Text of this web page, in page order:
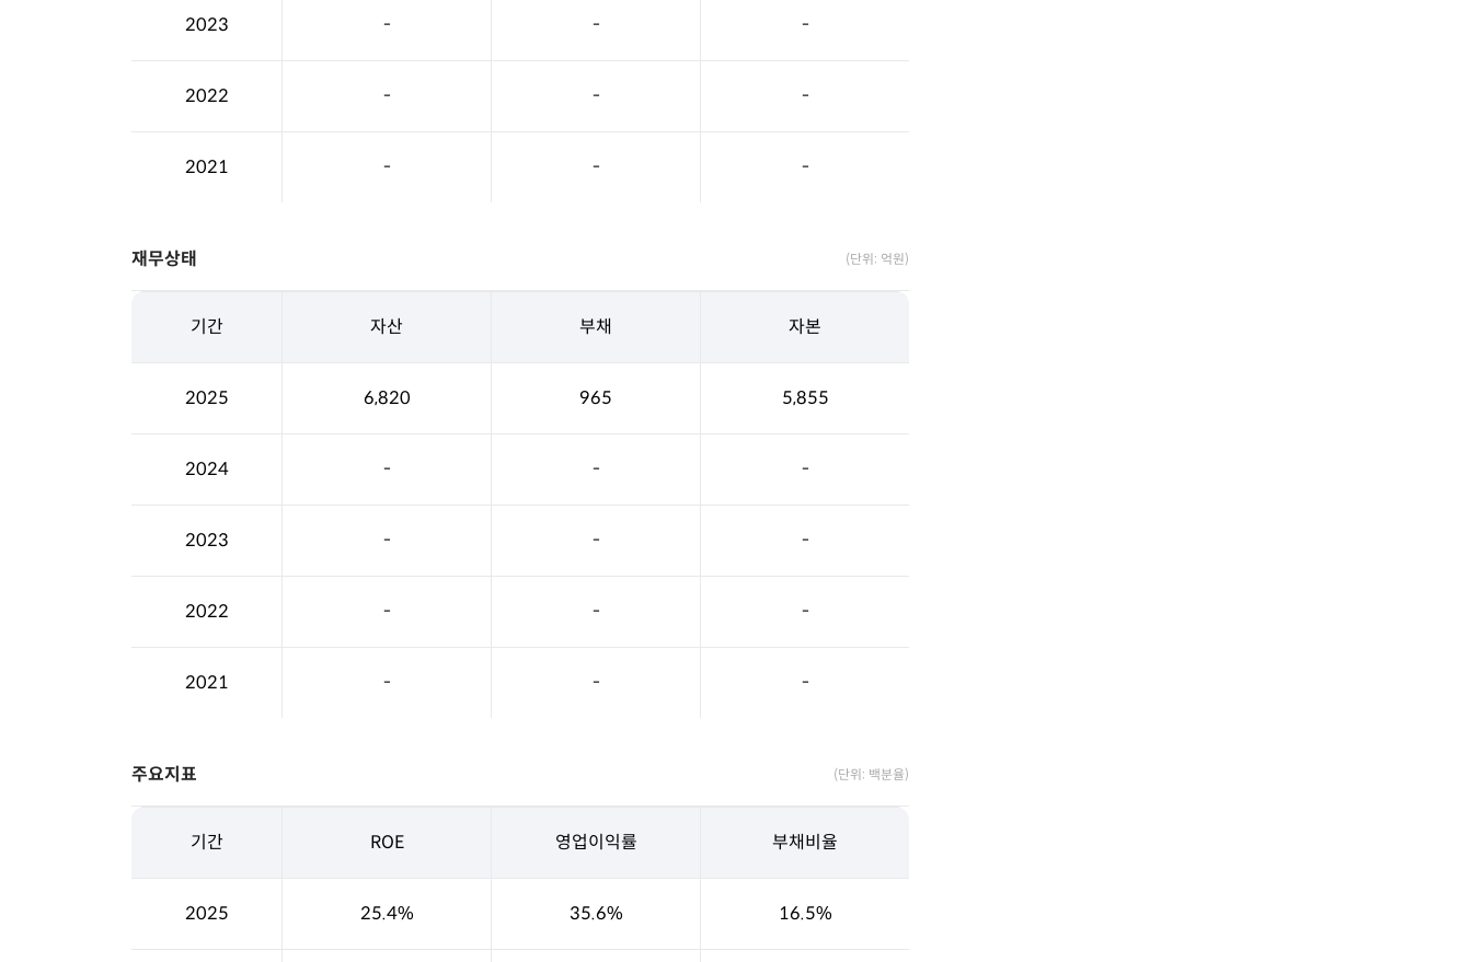
2023 - - -
2022 - - -
2021 - - -
재무상태 (단위: 억원)
기간 자산 부채 자본
2025 6,820 965 5,855
2024 - - -
2023 - - -
2022 - - -
2021 - - -
주요지표 (단위: 백분율)
기간 ROE 영업이익률 부채비율
2025 25.4% 35.6% 16.5%